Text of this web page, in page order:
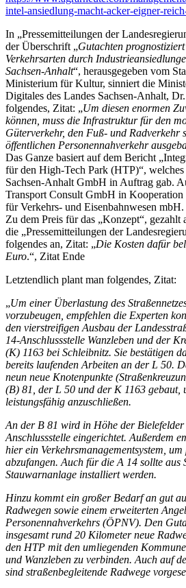
intel-ansiedlung-macht-acker-eigner-
In „Pressemitteilungen der
der Überschrift „Gutachten
Verkehrsarten durch
Sachsen-Anhalt“, herausgegeben vom
Ministerium für Kultur, sinniert die
Digitales des Landes Sachsen-Anhalt,
folgendes, Zitat: „Um diesen enormen
können, muss die Infrastruktur für den
Güterverkehr, den Fuß- und Radverkehr
öffentlichen Personennahverkehr
Das Ganze basiert auf dem Bericht
für den High-Tech Park (HTP)“,
Sachsen-Anhalt GmbH in Auftrag gab.
Transport Consult GmbH in Kooperation
für Verkehrs- und Eisenbahnwesen mbH.
Zu dem Preis für das „Konzept“, gezahlt
die „Pressemitteilungen der
folgendes an, Zitat: „Die Kosten dafür
Euro.“, Zitat Ende
Letztendlich plant man folgendes, Zitat:
„Um einer Überlastung des
vorzubeugen, empfehlen die Experten
den vierstreifigen Ausbau der
14-Anschlussstelle Wanzleben und der
(K) 1163 bei Schleibnitz. Sie bestätigen
bereits laufenden Arbeiten an der L 50.
neun neue Knotenpunkte
(B) 81, der L 50 und der K 1163 gebaut,
leistungsfähig anzuschließen.
An der B 81 wird in Höhe der Bielefelder
Anschlussstelle eingerichtet. Außerdem
hier ein Verkehrsmanagementsystem,
abzufangen. Auch für die A 14 sollte aus
Stauwarnanlage installiert werden.
Hinzu kommt ein großer Bedarf an gut
Radwegen sowie einem erweiterten
Personennahverkehrs (ÖPNV). Den
insgesamt rund 20 Kilometer neue
den HTP mit den umliegenden
und Wanzleben zu verbinden. Auch auf
sind straßenbegleitende Radwege